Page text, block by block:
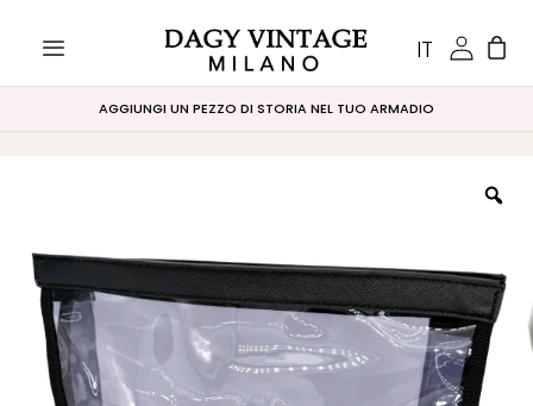
AGGIUNGI UN PEZZO DI STORIA NEL TUO ARMADIO
IT